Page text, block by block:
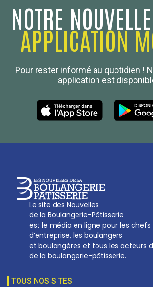
NOTRE NOUVELLE
APPLICATION
Pour rester informé au quotidien !
application est
Le site des Nouvelles
de la Boulangerie-Pâtisserie
est le média en ligne pour les chefs
d’entreprise, les boulangers
et boulangères et tous les acteurs
de la boulangerie-pâtisserie.
TOUS NOS SITES
Boulanger de France
Les Nouvelles de la Boulangerie-Pâtisserie
27, av d’Eylau - 75782 Paris Cédex 16
01 53 70 16 25